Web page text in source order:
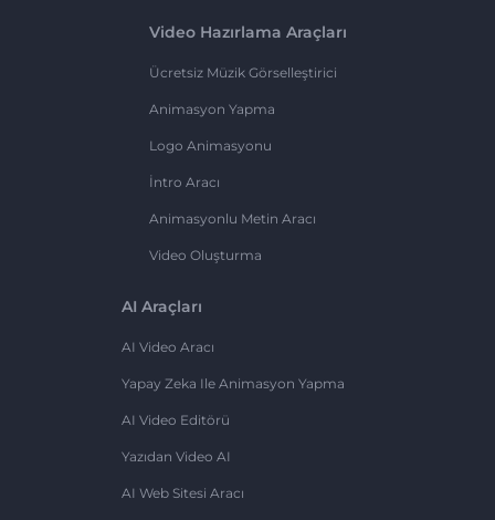
Video Hazırlama Araçları
Ücretsiz Müzik Görselleştirici
Animasyon Yapma
Logo Animasyonu
İntro Aracı
Animasyonlu Metin Aracı
Video Oluşturma
AI Araçları
AI Video Aracı
Yapay Zeka Ile Animasyon Yapma
AI Video Editörü
Yazıdan Video AI
AI Web Sitesi Aracı